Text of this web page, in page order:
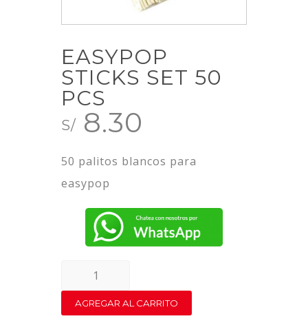
EASYPOP
STICKS SET 50
PCS
S/ 8.30
50 palitos blancos para
easypop
EASYPOP
STICKS
SET
AGREGAR AL CARRITO